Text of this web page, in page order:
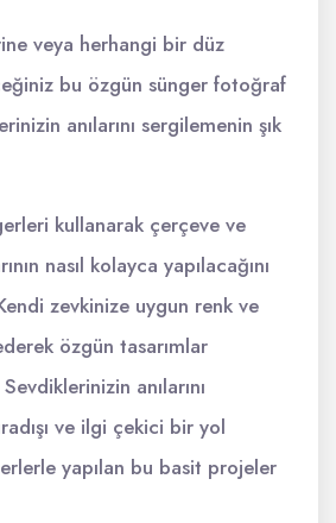
veya herhangi bir düz
bu özgün sünger fotoğraf
anılarını sergilemenin şık
kullanarak çerçeve ve
nasıl kolayca yapılacağını
zevkinize uygun renk ve
özgün tasarımlar
anılarını
ve ilgi çekici bir yol
yapılan bu basit projeler